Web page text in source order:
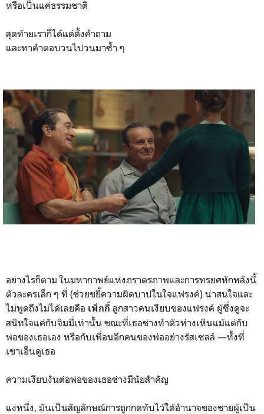
หรือเป็นแค่ธรรมชาติ
สุดท้ายเราก็ได้แต่ตั้งคำถาม
และหาคำตอบวนไปวนมาซ้ำ ๆ
อย่างไรก็ตาม ในมหากาพย์แห่งภราดรภาพและการทรยศหักหลังนี้
ตัวละครเล็ก ๆ ที่ (ช่วยขยี้ความผิดบาปในใจแฟรงค์) น่าสนใจและ
ไม่พูดถึงไม่ได้เลยคือ เพ็กกี้ ลูกสาวคนเงียบของแฟรงค์ ผู้ซึ่งดูจะ
สนิทใจแค่กับจิมมี่เท่านั้น ขณะที่เธอช่างทำตัวห่างเหินแม้แต่กับ
พ่อของเธอเอง หรือกับเพื่อนอีกคนของพ่ออย่างรัสเซลล์ —ทั้งที่
เขาเอ็นดูเธอ
ความเงียบงันต่อพ่อของเธอช่างมีนัยสำคัญ
แง่หนึ่ง, มันเป็นสัญลักษณ์การถูกกดทับไว้ใต้อำนาจของชายผู้เป็น